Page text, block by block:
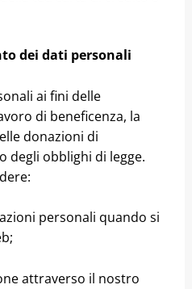
dei dati personali
ai fini delle
di beneficenza, la
donazioni di
degli obblighi di legge.
personali quando si
attraverso il nostro